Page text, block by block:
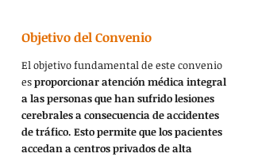
Objetivo del Convenio
El objetivo fundamental de este convenio
es proporcionar atención médica integral
a las personas que han sufrido lesiones
cerebrales a consecuencia de accidentes
de tráfico. Esto permite que los pacientes
accedan a centros privados de alta